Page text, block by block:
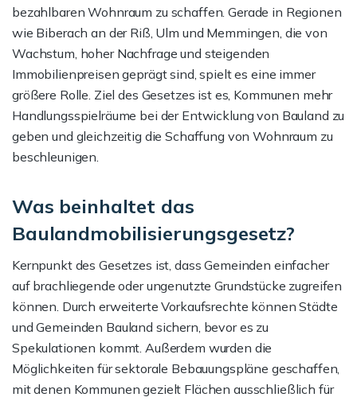
bezahlbaren Wohnraum zu schaffen. Gerade in Regionen
wie Biberach an der Riß, Ulm und Memmingen, die von
Wachstum, hoher Nachfrage und steigenden
Immobilienpreisen geprägt sind, spielt es eine immer
größere Rolle. Ziel des Gesetzes ist es, Kommunen mehr
Handlungsspielräume bei der Entwicklung von Bauland zu
geben und gleichzeitig die Schaffung von Wohnraum zu
beschleunigen.
Was beinhaltet das
Baulandmobilisierungsgesetz?
Kernpunkt des Gesetzes ist, dass Gemeinden einfacher
auf brachliegende oder ungenutzte Grundstücke zugreifen
können. Durch erweiterte Vorkaufsrechte können Städte
und Gemeinden Bauland sichern, bevor es zu
Spekulationen kommt. Außerdem wurden die
Möglichkeiten für sektorale Bebauungspläne geschaffen,
mit denen Kommunen gezielt Flächen ausschließlich für